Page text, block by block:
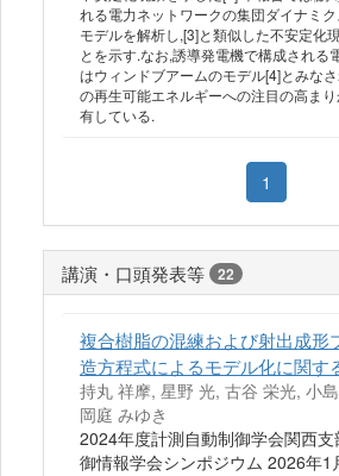
れる電力ネットワークの集団ダイナミ
モデルを解析し,[3]と類似した不安定化
とを示す.なお,誘導発電機で構成される
はウィンドブアームのモデル[4]とみな
の再生可能エネルギーへの注目の高ま
有している.
1
講演・口頭発表等 22
複合樹脂の混練および射出成形
造方程式によるモデル化に関す
持丸 祥摩, 星野 光, 古谷 栄光, 小
岡庭 みゆき
2024年度計測自動制御学会関西
御情報学会シンポジウム 2026年1